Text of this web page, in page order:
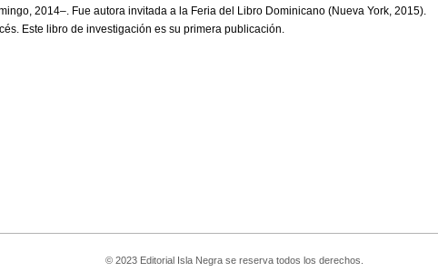
2014–. Fue autora invitada a la Feria del Libro Dominicano (Nueva York, 2015).
Este libro de investigación es su primera publicación.
© 2023 Editorial Isla Negra se reserva todos los derechos.